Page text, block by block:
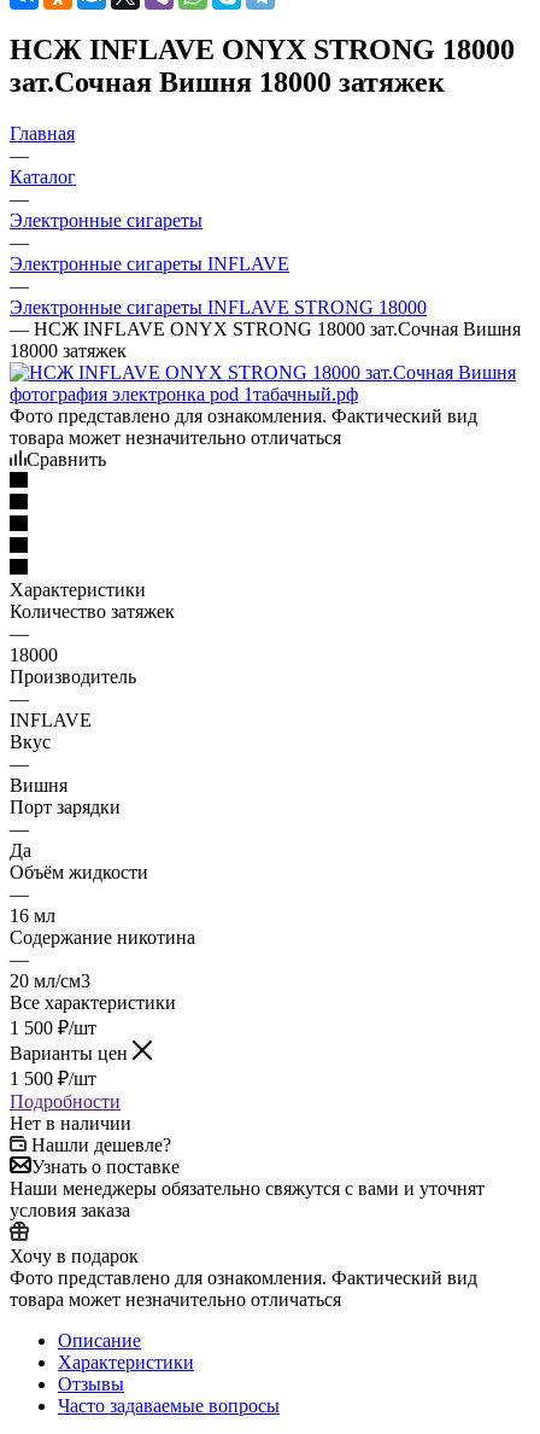
НСЖ INFLAVE ONYX STRONG 18000
зат.Сочная Вишня 18000 затяжек
Главная
—
Каталог
—
Электронные сигареты
—
Электронные сигареты INFLAVE
—
Электронные сигареты INFLAVE STRONG 18000
— НСЖ INFLAVE ONYX STRONG 18000 зат.Сочная Вишня
18000 затяжек
Фото представлено для ознакомления. Фактический вид
товара может незначительно отличаться
Сравнить
Характеристики
Количество затяжек
—
18000
Производитель
—
INFLAVE
Вкус
—
Вишня
Порт зарядки
—
Да
Объём жидкости
—
16 мл
Содержание никотина
—
20 мл/см3
Все характеристики
1 500 ₽/шт
Варианты цен
1 500 ₽/шт
Подробности
Нет в наличии
Нашли дешевле?
Узнать о поставке
Наши менеджеры обязательно свяжутся с вами и уточнят
условия заказа
Хочу в подарок
Фото представлено для ознакомления. Фактический вид
товара может незначительно отличаться
Описание
Характеристики
Отзывы
Часто задаваемые вопросы